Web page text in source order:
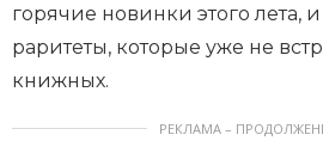
горячие новинки этого лета,
раритеты, которые уже не
книжных.
РЕКЛАМА –